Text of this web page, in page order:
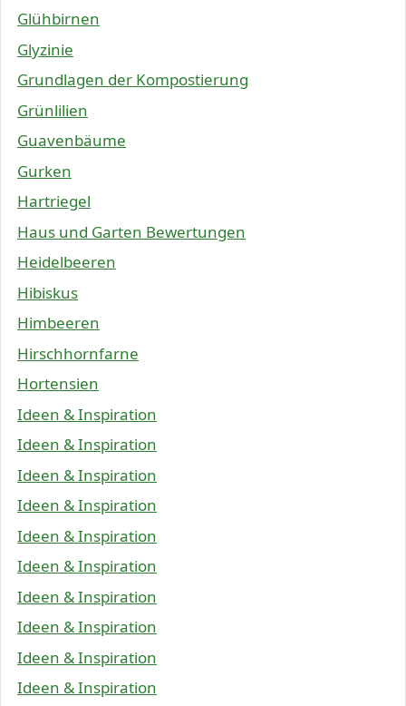
Glühbirnen
Glyzinie
Grundlagen der Kompostierung
Grünlilien
Guavenbäume
Gurken
Hartriegel
Haus und Garten Bewertungen
Heidelbeeren
Hibiskus
Himbeeren
Hirschhornfarne
Hortensien
Ideen & Inspiration
Ideen & Inspiration
Ideen & Inspiration
Ideen & Inspiration
Ideen & Inspiration
Ideen & Inspiration
Ideen & Inspiration
Ideen & Inspiration
Ideen & Inspiration
Ideen & Inspiration